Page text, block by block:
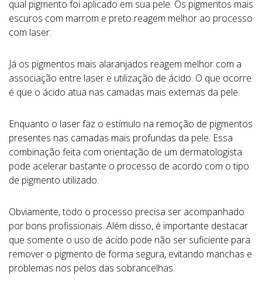
qual pigmento foi aplicado em sua pele. Os pigmentos mais
escuros com marrom e preto reagem melhor ao processo
com laser.
Já os pigmentos mais alaranjados reagem melhor com a
associação entre laser e utilização de ácido. O que ocorre
é que o ácido atua nas camadas mais externas da pele.
Enquanto o laser faz o estímulo na remoção de pigmentos
presentes nas camadas mais profundas da pele. Essa
combinação feita com orientação de um dermatologista
pode acelerar bastante o processo de acordo com o tipo
de pigmento utilizado.
Obviamente, todo o processo precisa ser acompanhado
por bons profissionais. Além disso, é importante destacar
que somente o uso de ácido pode não ser suficiente para
remover o pigmento de forma segura, evitando manchas e
problemas nos pelos das sobrancelhas.